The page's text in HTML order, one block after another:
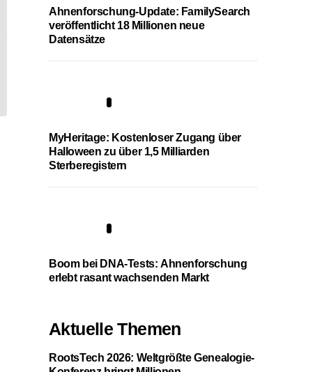
Ahnenforschung-Update: FamilySearch
veröffentlicht 18 Millionen neue
Datensätze
MyHeritage: Kostenloser Zugang über
Halloween zu über 1,5 Milliarden
Sterberegistern
Boom bei DNA-Tests: Ahnenforschung
erlebt rasant wachsenden Markt
Aktuelle Themen
RootsTech 2026: Weltgrößte Genealogie-